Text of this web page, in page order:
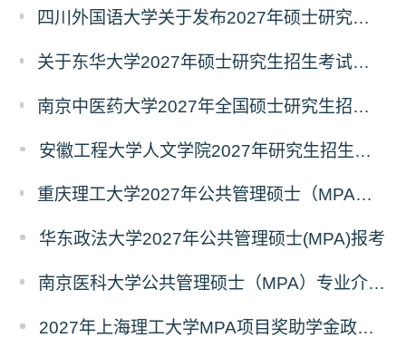
四川外国语大学关于发布2027年硕士研究生招生考试自命题科目大纲的公告
关于东华大学2027年硕士研究生招生考试（初试）招生目录拟调整公告（一）
南京中医药大学2027年全国硕士研究生招生考试初试自命题科目考试内容及参考书目
安徽工程大学人文学院2027年研究生招生简章
重庆理工大学2027年公共管理硕士（MPA）专业学位研究生（双证）报考
华东政法大学2027年公共管理硕士(MPA)报考
南京医科大学公共管理硕士（MPA）专业介绍（2027年）
2027年上海理工大学MPA项目奖助学金政策发布